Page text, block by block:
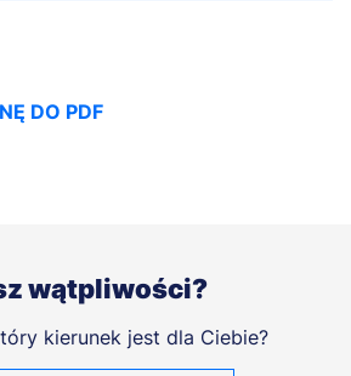
DO PDF
wątpliwości?
kierunek jest dla Ciebie?